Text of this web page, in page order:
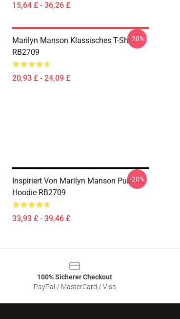
15,64 £ - 36,26 £
Marilyn Manson Klassisches T-Shirt
RB2709
20,93 £ - 24,09 £
-20%
Inspiriert Von Marilyn Manson Pullover
Hoodie RB2709
33,93 £ - 39,46 £
-20%
100% Sicherer Checkout
PayPal / MasterCard / Visa